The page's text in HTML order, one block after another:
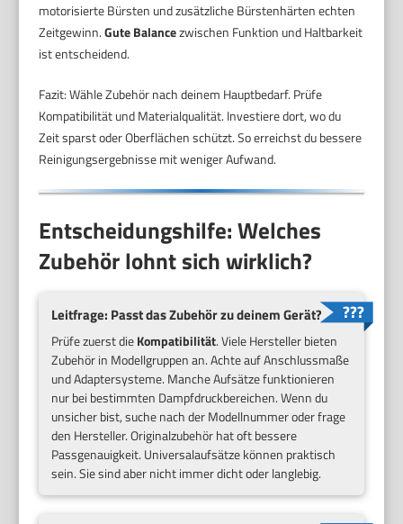
motorisierte Bürsten und zusätzliche Bürstenhärten echten
Zeitgewinn.Gute Balancezwischen Funktion und Haltbarkeit
ist entscheidend.
Fazit: Wähle Zubehör nach deinem Hauptbedarf. Prüfe
Kompatibilität und Materialqualität. Investiere dort, wo du
Zeit sparst oder Oberflächen schützt. So erreichst du bessere
Reinigungsergebnisse mit weniger Aufwand.
Entscheidungshilfe: Welches
Zubehör lohnt sich wirklich?
Leitfrage: Passt das Zubehör zu deinem Gerät?
Prüfe zuerst dieKompatibilität. Viele Hersteller bieten
Zubehör in Modellgruppen an. Achte auf Anschlussmaße
und Adaptersysteme. Manche Aufsätze funktionieren
nur bei bestimmten Dampfdruckbereichen. Wenn du
unsicher bist, suche nach der Modellnummer oder frage
den Hersteller. Originalzubehör hat oft bessere
Passgenauigkeit. Universalaufsätze können praktisch
sein. Sie sind aber nicht immer dicht oder langlebig.